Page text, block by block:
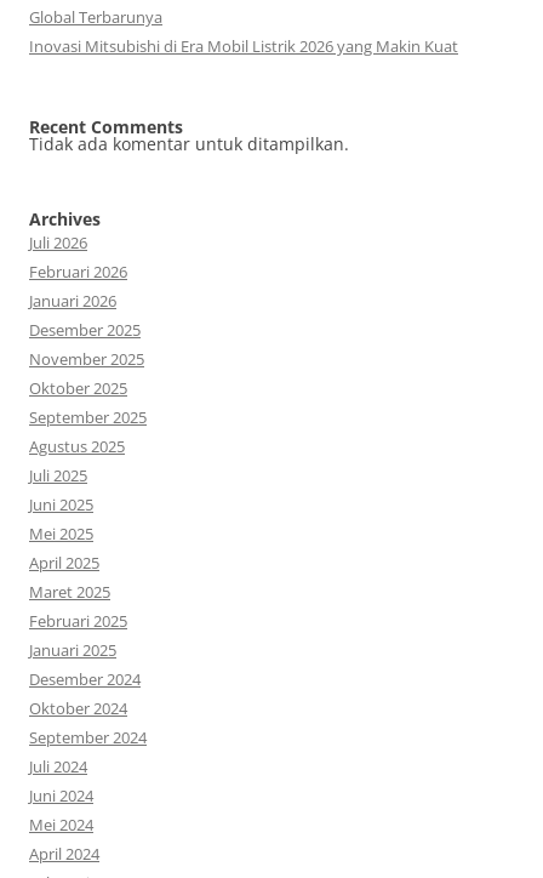
Global Terbarunya
Inovasi Mitsubishi di Era Mobil Listrik 2026 yang Makin Kuat
Recent Comments
Tidak ada komentar untuk ditampilkan.
Archives
Juli 2026
Februari 2026
Januari 2026
Desember 2025
November 2025
Oktober 2025
September 2025
Agustus 2025
Juli 2025
Juni 2025
Mei 2025
April 2025
Maret 2025
Februari 2025
Januari 2025
Desember 2024
Oktober 2024
September 2024
Juli 2024
Juni 2024
Mei 2024
April 2024